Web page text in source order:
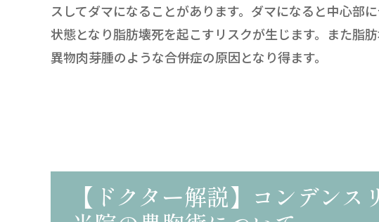
スしてダマになることがあります。ダマになると中心部
状態となり脂肪壊死を起こすリスクが生じます。また脂
異物肉芽腫のような合併症の原因となり得ます。
【ドクター解説】コンデン